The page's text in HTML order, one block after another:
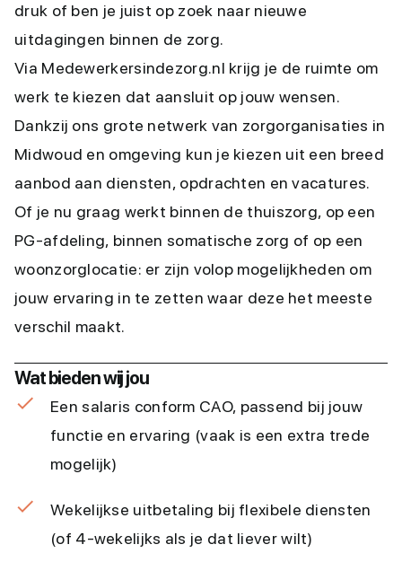
druk of ben je juist op zoek naar nieuwe
uitdagingen binnen de zorg.
Via Medewerkersindezorg.nl krijg je de ruimte om
werk te kiezen dat aansluit op jouw wensen.
Dankzij ons grote netwerk van zorgorganisaties in
Midwoud en omgeving kun je kiezen uit een breed
aanbod aan diensten, opdrachten en vacatures.
Of je nu graag werkt binnen de thuiszorg, op een
PG-afdeling, binnen somatische zorg of op een
woonzorglocatie: er zijn volop mogelijkheden om
jouw ervaring in te zetten waar deze het meeste
verschil maakt.
Wat bieden wij jou
Een salaris conform CAO, passend bij jouw
functie en ervaring (vaak is een extra trede
mogelijk)
Wekelijkse uitbetaling bij flexibele diensten
(of 4-wekelijks als je dat liever wilt)